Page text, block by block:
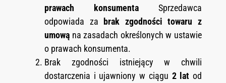
prawach konsumenta Sprzedawca
odpowiada za brak zgodności towaru z
umową na zasadach określonych w ustawie
o prawach konsumenta.
Brak zgodności istniejący w chwili
dostarczenia i ujawniony w ciągu 2 lat od